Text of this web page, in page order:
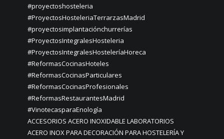
#proyectoshosteleria
#ProyectosHosteleriaTerrarzasMadrid
#proyectosimplantaciónchurrerías
#ProyectosIntegralesHosteleria
#ProyectosIntegralesHosteleríaHoreca
#ReformasCocinasHoteles
#ReformasCocinasParticulares
#ReformasCocinasProfesionales
#ReformasRestaurantesMadrid
#VinotecasparaEnología
ACCESORIOS ACERO INOXIDABLE LABORATORIOS
ACERO INOX PARA DECORACIÓN PARA HOSTELERÍA Y